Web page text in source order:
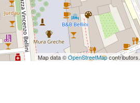
Map data ©OpenStreetMapcontributors.